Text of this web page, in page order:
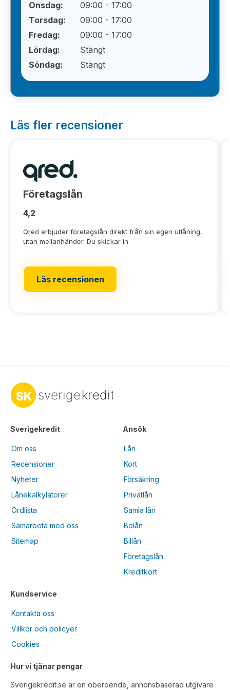
Onsdag:
09:00 - 17:00
Torsdag:
09:00 - 17:00
Fredag:
09:00 - 17:00
Lördag:
Stängt
Söndag:
Stängt
Läs fler recensioner
Företagslån
4,2
Qred erbjuder företagslån direkt från sin egen utlåning,
utan mellanhänder. Du skickar in
Läs recensionen
Sverigekredit
Om oss
Recensioner
Nyheter
Lånekalkylatorer
Ordlista
Samarbeta med oss
Sitemap
Kundservice
Kontakta oss
Villkor och policyer
Cookies
Ansök
Lån
Kort
Försäkring
Privatlån
Samla lån
Bolån
Billån
Företagslån
Kreditkort
Hur vi tjänar pengar
Sverigekredit.se är en oberoende, annonsbaserad utgivare